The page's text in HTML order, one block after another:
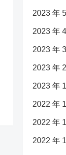
2023 年
2023 年
2023 年
2023 年
2023 年
2022 年
2022 年
2022 年